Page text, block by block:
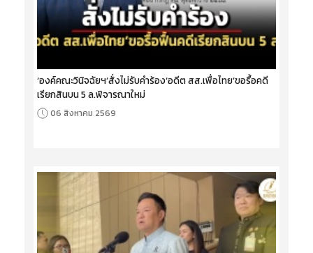
‘องค์คณะวินิจฉัยฯ’สั่งไม่รับคำร้อง‘อดีต สส.เพื่อไทย’ขอรื้อคดี
เรียกสินบน 5 ล.พิจารณาใหม่
06 สิงหาคม 2569